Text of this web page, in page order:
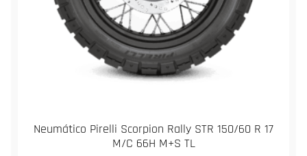
Neumático Pirelli Scorpion Rally STR 150/60 R 17
M/C 66H M+S TL